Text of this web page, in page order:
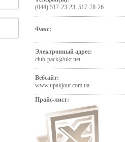
(044) 517-23-23, 517-78-26
Факс:
Электронный адрес:
club-pack@ukr.net
Вебсайт:
www.upakjour.com.ua
Прайс-лист: